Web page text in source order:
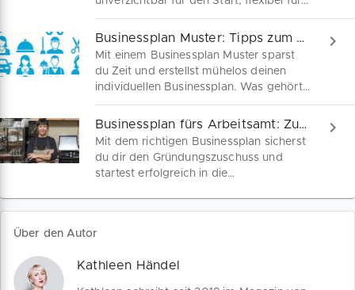
Anpassungen und entscheidend für
Finanzhilfen. Wir sind dein Begleiter auf
dem Weg zum perfekten Geschäftsplan.
Businessplan Muster: Tipps zum Schreiben
Mit einem Businessplan Muster sparst
du Zeit und erstellst mühelos deinen
individuellen Businessplan. Was gehört
rein? Wie strukturierst du ihn? Unsere
kostenlosen Businessplan Vorlagen
liefern dir klare Antworten und hilfreiche
Tipps für jeden Abschnitt – perfekt
angepasst an deine Geschäftsidee!
Businessplan fürs Arbeitsamt: Zuschuss sicher!
Mit dem richtigen Businessplan sicherst
du dir den Gründungszuschuss und
startest erfolgreich in die
deiner Unternehmung.
Über den Autor
Kathleen Händel